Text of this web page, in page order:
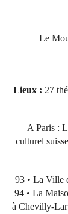
Le
Lieux : 27
A Paris :
culturel
93 • La Ville
94 • La
à Chevilly-